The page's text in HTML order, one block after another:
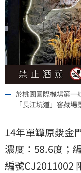
於桃園國際機場第一
「長江坑道」窖藏場
14年單罈原漿金
濃度：58.6度；
編號CJ2011002